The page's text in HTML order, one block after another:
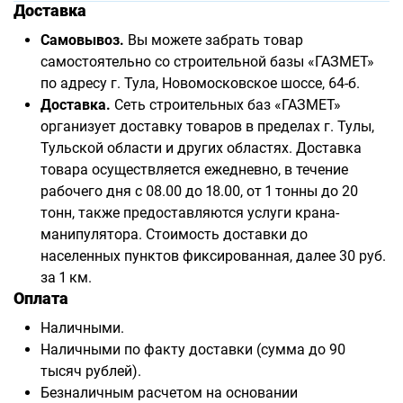
Доставка
Самовывоз. Вы можете забрать товар
самостоятельно со строительной базы «ГАЗМЕТ»
по адресу г. Тула, Новомосковское шоссе, 64-б.
Доставка. Сеть строительных баз «ГАЗМЕТ»
организует доставку товаров в пределах г. Тулы,
Тульской области и других областях. Доставка
товара осуществляется ежедневно, в течение
рабочего дня с 08.00 до 18.00, от 1 тонны до 20
тонн, также предоставляются услуги крана-
манипулятора. Стоимость доставки до
населенных пунктов фиксированная, далее 30 руб.
за 1 км.
Оплата
Наличными.
Наличными по факту доставки (сумма до 90
тысяч рублей).
Безналичным расчетом на основании